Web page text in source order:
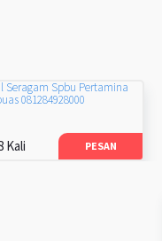
Seragam Spbu Pertamina
081284928000
Kali PESAN